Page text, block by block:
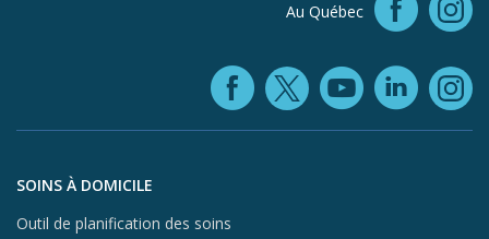
Au Québec
Facebook
X (opens
Aller au contenu du pied de page
SOINS À DOMICILE
Outil de planification des soins